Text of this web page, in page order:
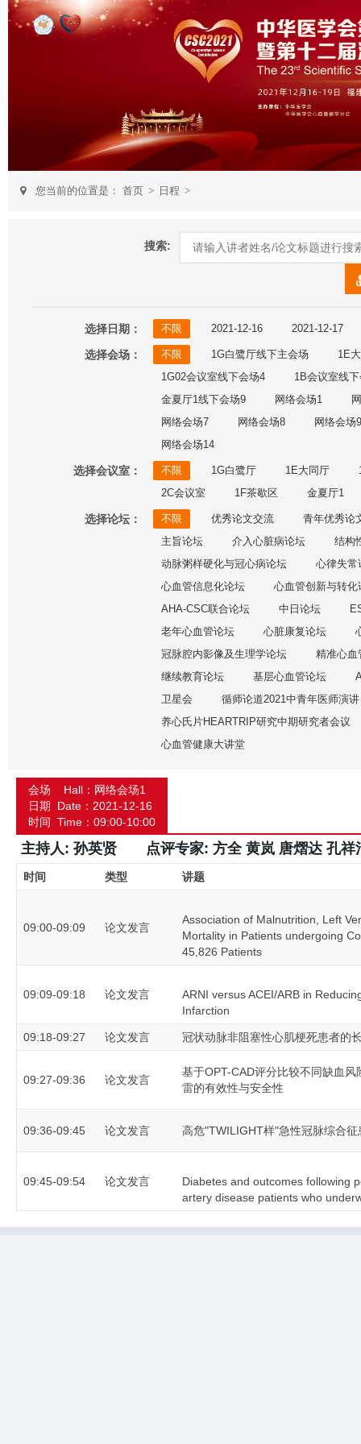
您当前的位置是： 首页 > 日程 >
搜索:
选择日期： 不限 2021-12-16 2021-12-17
选择会场： 不限 1G白鹭厅线下主会场
1E
1G02会议室线下会场4
1B会议室线
金夏厅1线下会场9
网络会场1
网络会场7
网络会场8
网络会场9
网络会场14
选择会议室： 不限 1G白鹭厅 1E大同厅
2C会议室
1F茶歇区 金夏厅1
选择论坛： 不限 优秀论文交流
青年优秀论
主旨论坛
介入心脏病论坛
结构
动脉粥样硬化与冠心病论坛
心律失常
心血管信息化论坛
心血管创新与转化
AHA-CSC联合论坛
中日论坛
老年心血管论坛
心脏康复论坛
冠脉腔内影像及生理学论坛
精准心血
继续教育论坛
基层心血管论坛
卫星会
循师论道2021中青年医师演讲
养心氏片HEARTRIP研究中期研究者会议
心血管健康大讲堂
会场 Hall：网络会场1
日期 Date：2021-12-16
时间 Time：09:00-10:00
主持人: 孙英贤 点评专家: 方全 黄岚 唐熠达 孔
时间 类型 讲题
09:00-09:09 论文发言
Association of Malnutrition, Left
Mortality in Patients undergoing
45,826 Patients
09:09-09:18 论文发言
ARNI versus ACEI/ARB in
Infarction
09:18-09:27 论文发言 冠状动脉非阻塞性心肌梗死患者的
09:27-09:36 论文发言
基于OPT-CAD评分比较不同缺血
雷的有效性与安全性
09:36-09:45 论文发言 高危"TWILIGHT样"急性冠脉综合
09:45-09:54 论文发言
Diabetes and outcomes following
artery disease patients who